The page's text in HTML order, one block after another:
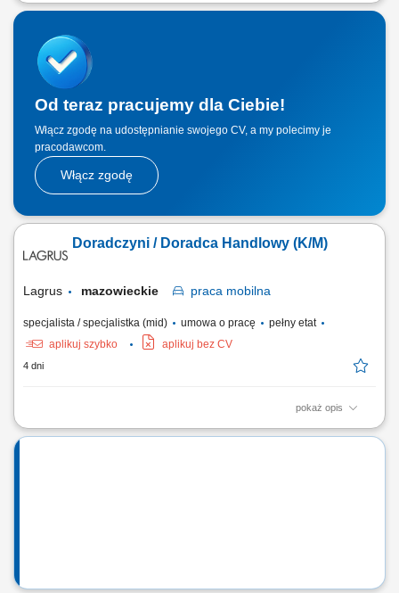
prowadzenie szkoleń produktowych. Pozyskiwanie nowych klientów i
rozwijanie portfela sprzedaży. Nadzór nad dystrybucją listew i drzwi w
punktach sprzedaży...
Od teraz pracujemy dla Ciebie!
Włącz zgodę na udostępnianie swojego CV, a my polecimy je
pracodawcom.
Włącz zgodę
Doradczyni / Doradca Handlowy (K/M)
Lagrus mazowieckie praca mobilna
specjalista / specjalistka (mid) umowa o pracę
pełny etat
aplikuj szybko
aplikuj bez CV
4 dni
pokaż opis
Zakres obowiązków: Budowanie i utrzymywanie długofalowych relacji z